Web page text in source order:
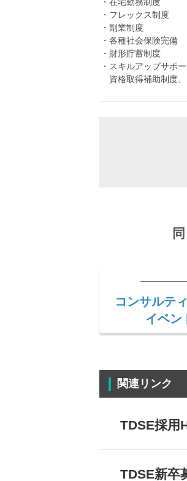
・フレックス制度
・副業制度
・各種社会保険完備
・財形貯蓄制度
・スキルアップサポー
資格取得補助制度、
コンサルテ
イベン
関連リンク
TDSE採用
TDSE新卒